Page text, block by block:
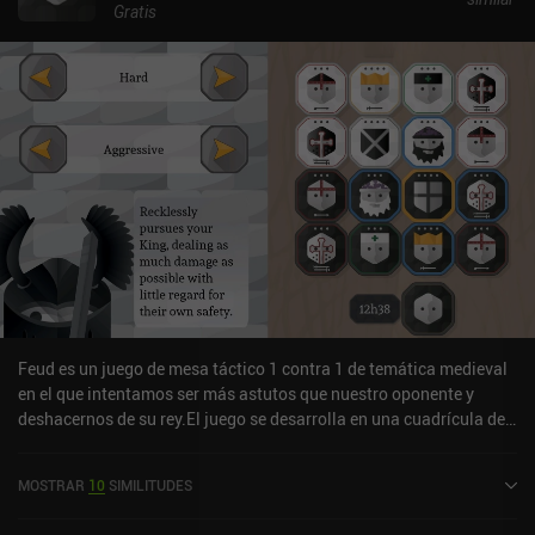
Gratis
Feud es un juego de mesa táctico 1 contra 1 de temática medieval
en el que intentamos ser más astutos que nuestro oponente y
deshacernos de su rey.El juego se desarrolla en una cuadrícula de
En cada turno, podemos cambiar la posición de dos fichas
MOSTRAR 10 SIMILITUDES